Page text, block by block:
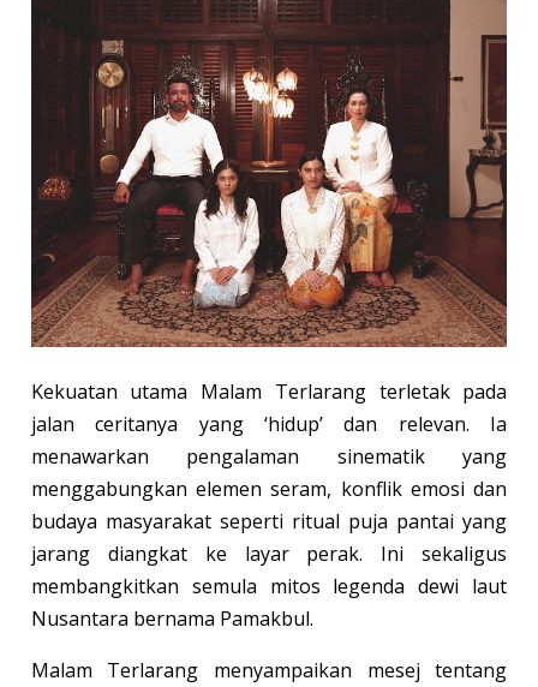
Kekuatan utama Malam Terlarang terletak pada
jalan ceritanya yang ‘hidup’ dan relevan. Ia
menawarkan pengalaman sinematik yang
menggabungkan elemen seram, konflik emosi dan
budaya masyarakat seperti ritual puja pantai yang
jarang diangkat ke layar perak. Ini sekaligus
membangkitkan semula mitos legenda dewi laut
Nusantara bernama Pamakbul.
Malam Terlarang menyampaikan mesej tentang